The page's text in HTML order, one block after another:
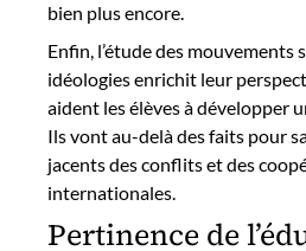
bien plus encore.
Enfin, l’étude des mouvements
idéologies enrichit leur
aident les élèves à développer
Ils vont au-delà des faits pour
jacents des conflits et des
internationales.
Pertinence de